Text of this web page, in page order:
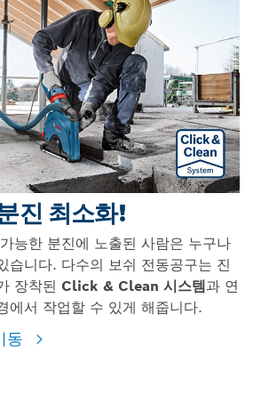
진 최소화!
능한 분진에 노출된 사람은 누구나
습니다. 다수의 보쉬 전동공구는 진
장착된 Click & Clean 시스템과 연
에서 작업할 수 있게 해줍니다.
동